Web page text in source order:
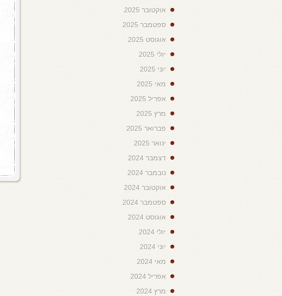
אוקטובר 2025
ספטמבר 2025
אוגוסט 2025
יולי 2025
יוני 2025
מאי 2025
אפריל 2025
מרץ 2025
פברואר 2025
ינואר 2025
דצמבר 2024
נובמבר 2024
אוקטובר 2024
ספטמבר 2024
אוגוסט 2024
יולי 2024
יוני 2024
מאי 2024
אפריל 2024
מרץ 2024